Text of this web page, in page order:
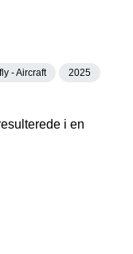
- Aircraft 2025
i en